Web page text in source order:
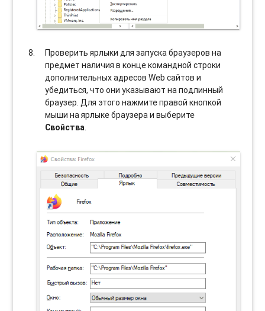
Проверить ярлыки для запуска браузеров на
предмет наличия в конце командной строки
дополнительных адресов Web сайтов и
убедиться, что они указывают на подлинный
браузер. Для этого нажмите правой кнопкой
мыши на ярлыке браузера и выберите
Свойства.